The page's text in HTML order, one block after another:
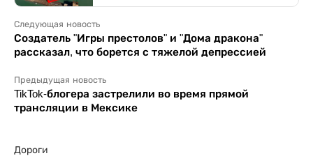
Следующая новость
Создатель "Игры престолов" и "Дома дракона"
рассказал, что борется с тяжелой депрессией
Предыдущая новость
TikTok-блогера застрелили во время прямой
трансляции в Мексике
Дороги